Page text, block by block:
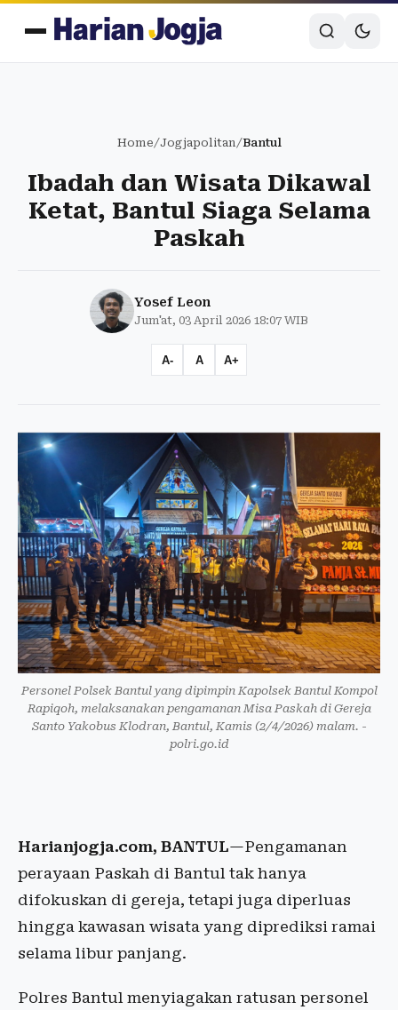
Home/Jogjapolitan/Bantul
Ibadah dan Wisata Dikawal
Ketat, Bantul Siaga Selama
Paskah
Yosef Leon
Jum'at, 03 April 2026 18:07 WIB
A- A A+
Personel Polsek Bantul yang dipimpin Kapolsek Bantul Kompol
Rapiqoh, melaksanakan pengamanan Misa Paskah di Gereja
Santo Yakobus Klodran, Bantul, Kamis (2/4/2026) malam. -
polri.go.id
Harianjogja.com, BANTUL—Pengamanan
perayaan Paskah di Bantul tak hanya
difokuskan di gereja, tetapi juga diperluas
hingga kawasan wisata yang diprediksi ramai
selama libur panjang.
Polres Bantul menyiagakan ratusan personel